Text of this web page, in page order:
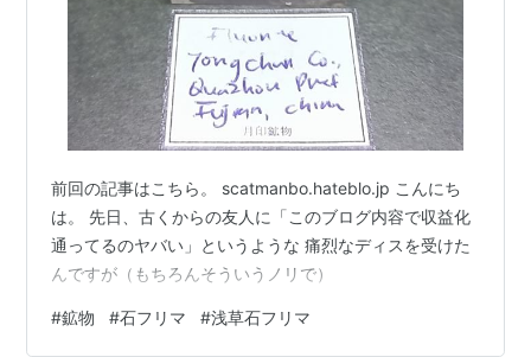
前回の記事はこちら。 scatmanbo.hateblo.jp こんにち
は。 先日、古くからの友人に「このブログ内容で収益化
通ってるのヤバい」というような 痛烈なディスを受けた
んですが（もちろんそういうノリで）
#鉱物 #石フリマ #浅草石フリマ